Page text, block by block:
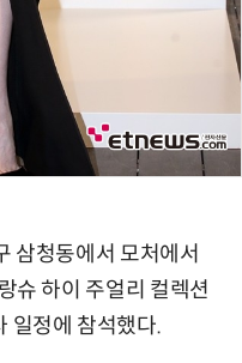
삼청동에서 모처에서
슈 하이 주얼리 컬렉션
일정에 참석했다.